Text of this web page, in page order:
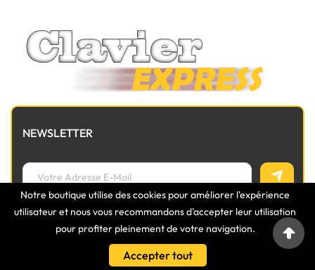
Notre boutique utilise des cookies pour améliorer l'expérience
utilisateur et nous vous recommandons d'accepter leur utilisation
pour profiter pleinement de votre navigation.
Accepter tout
NEWSLETTER